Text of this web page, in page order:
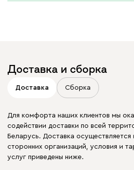
Доставка и сборка
Доставка Сборка
Для комфорта наших клиентов мы
содействии доставки по всей
Беларусь. Доставка
сторонних организаций, условия и
услуг приведены ниже.